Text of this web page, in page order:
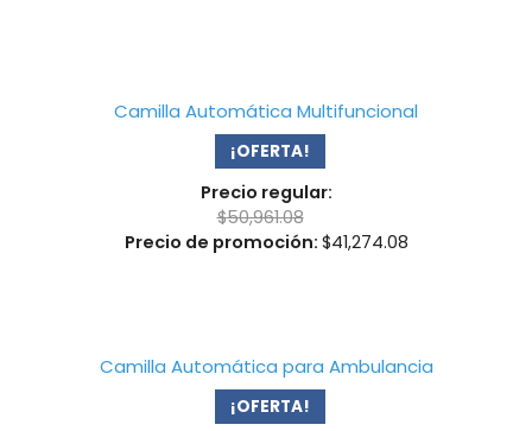
Camilla Automática Multifuncional
¡OFERTA!
Precio regular:
$50,961.08
Precio de promoción: $41,274.08
Camilla Automática para Ambulancia
¡OFERTA!